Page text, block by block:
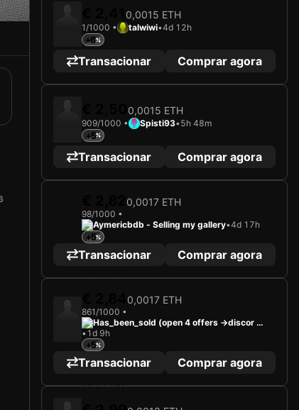
0,0015 ETH
1/1000 • talwiwi•4d 12h
+6
Transacionar Comprar agora
0,0015 ETH
909/1000 • Spisti93•5h 48m
+5
Transacionar Comprar agora
Valencia CF
STOLE DIMITRIEVSKI
0,0017 ETH
98/1000 •
Aymericbdb - Selling my gallery•4d 17h
+5
Transacionar Comprar agora
0,0017 ETH
861/1000 •
Has_been_sold (open 4 offers ->discor
d)
• 1d 9h
+5
Transacionar Comprar agora